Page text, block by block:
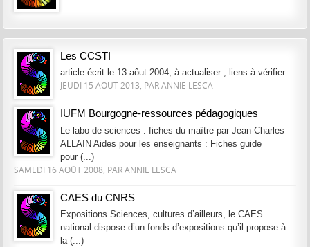
Les CCSTI
article écrit le 13 aôut 2004, à actualiser ; liens à vérifier.
JEUDI 15 AOÛT 2013, PAR ANNIE LESCA
IUFM Bourgogne-ressources pédagogiques
Le labo de sciences : fiches du maître par Jean-Charles
ALLAIN Aides pour les enseignants : Fiches guide
pour (...)
SAMEDI 16 AOÛT 2008, PAR ANNIE LESCA
CAES du CNRS
Expositions Sciences, cultures d’ailleurs, le CAES
national dispose d’un fonds d’expositions qu’il propose à
la (...)